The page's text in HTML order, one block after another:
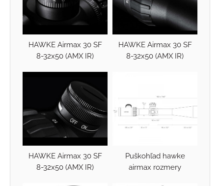
HAWKE Airmax 30 SF
8-32x50 (AMX IR)
HAWKE Airmax 30 SF
8-32x50 (AMX IR)
HAWKE Airmax 30 SF
8-32x50 (AMX IR)
Puškohľad hawke
airmax rozmery